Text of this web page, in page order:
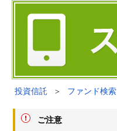
投資信託 ＞ ファンド検索
ご注意